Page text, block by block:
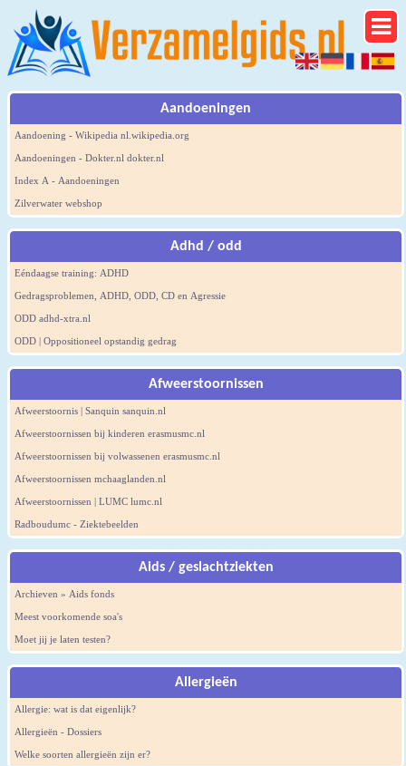
Aandoeningen
Aandoening - Wikipedia nl.wikipedia.org
Aandoeningen - Dokter.nl dokter.nl
Index A - Aandoeningen
Zilverwater webshop
Adhd / odd
Eéndaagse training: ADHD
Gedragsproblemen, ADHD, ODD, CD en Agressie
ODD adhd-xtra.nl
ODD | Oppositioneel opstandig gedrag
Afweerstoornissen
Afweerstoornis | Sanquin sanquin.nl
Afweerstoornissen bij kinderen erasmusmc.nl
Afweerstoornissen bij volwassenen erasmusmc.nl
Afweerstoornissen mchaaglanden.nl
Afweerstoornissen | LUMC lumc.nl
Radboudumc - Ziektebeelden
Aids / geslachtziekten
Archieven » Aids fonds
Meest voorkomende soa's
Moet jij je laten testen?
Allergieën
Allergie: wat is dat eigenlijk?
Allergieën - Dossiers
Welke soorten allergieën zijn er?